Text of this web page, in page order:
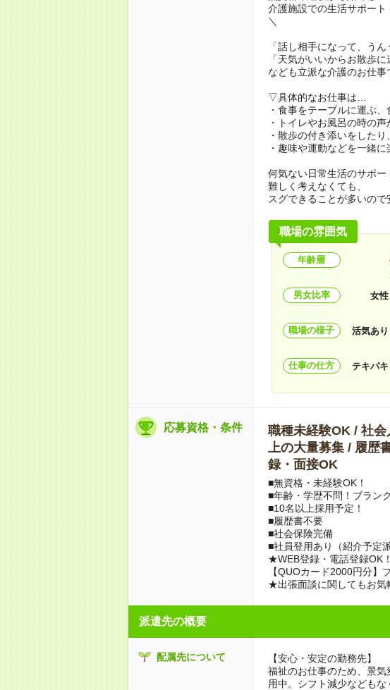
介護施設での生活サポート
＼
「話し相手になって、うん
「天気がいいからお散歩に
なども立派な介護のお仕事
▽具体的なお仕事は…
・食事をテーブルに運ぶ、
・トイレやお風呂の時の声
・散歩の付き添いをしたり
・趣味や運動などを一緒に
何気ない日常生活のサポー
難しく考えなくても、
スグできることが多いので
職場の雰囲気
年齢層
男女比率 女性
職場の様子 活気あり
仕事の仕方 テキパキ
応募資格・条件
職種未経験OK / 社
上の大量募集 / 履歴
録・面接OK
■無資格・未経験OK！
■年齢・学歴不問！ブラン
■10名以上採用予定！
■履歴書不要
■社会保険完備
■社員登用あり（紹介予定派
★WEB登録・電話登録OK
【QUOカード2000円分】
★出張面談に関してもお気
派遣先の概要
配属先について
【安心・安定の勤務先】
福祉のお仕事のため、景
用中。シフト減少などもな